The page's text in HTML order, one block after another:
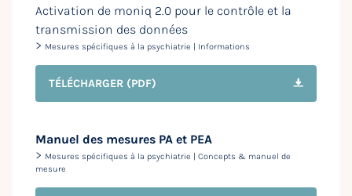
Activation de moniq 2.0 pour le contrôle et la
transmission des données
> Mesures spécifiques à la psychiatrie | Informations
TÉLÉCHARGER (PDF)
Manuel des mesures PA et PEA
> Mesures spécifiques à la psychiatrie | Concepts & manuel de
mesure